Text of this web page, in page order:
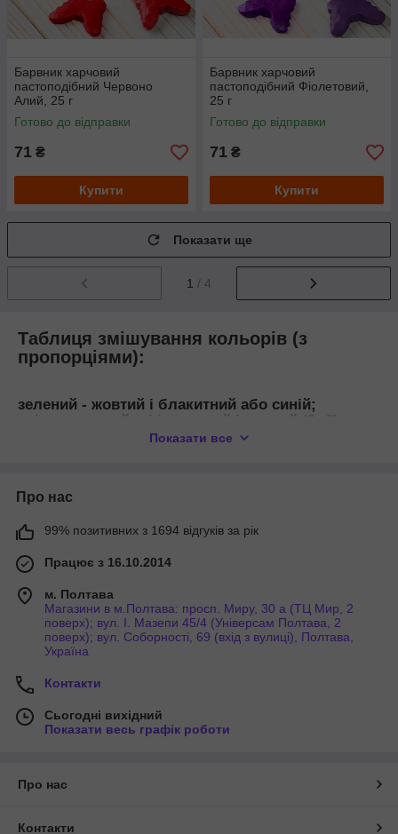
Барвник харчовий
пастоподібний Червоно
Алий, 25 г
Готово до відправки
71 ₴
Купити
Барвник харчовий
пастоподібний Фіолетовий,
25 г
Готово до відправки
71 ₴
Купити
Показати ще
1 / 4
Таблиця змішування кольорів (з
пропорціями):
зелений - жовтий і блакитний або синій;
світло-зелений - фіолетовий і жовтий (2: 3);
зеленуватий - блакитний і трохи жовтого;
колір молодої зелені - зелений і жовтий;
червоного;
авокадо - жовтий, зелений (4: 1) і трохи чорного;
фісташковий - жовтий і трошки синього;
лаванда - рожевий і бузковий (5: 1);
морська хвиля - синій і зелений (5: 1);
туркіз - небесно-блакитний і жовтий (6: 1);
синій - зелений, жовтий і оранжевий;
слива - фіолетовий і трошки червоного;
холодний бордовий - червоний (переважає) і
синій;
полуничний - рожевий і червоний (3: 1);
Показати все
Про нас
99% позитивних з 1694 відгуків за рік
Працює з 16.10.2014
м. Полтава
Магазини в м.Полтава: просп. Миру, 30 а (ТЦ Мир, 2
поверх); вул. І. Мазепи 45/4 (Універсам Полтава, 2
поверх); вул. Соборності, 69 (вхід з вулиці), Полтава,
Україна
Контакти
Сьогодні вихідний
Показати весь графік роботи
Про нас
Контакти